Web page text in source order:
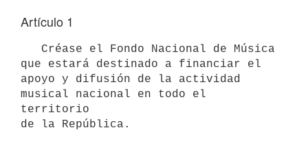
Artículo 1
que estará destinado a financiar el
apoyo y difusión de la actividad
musical nacional en todo el
territorio